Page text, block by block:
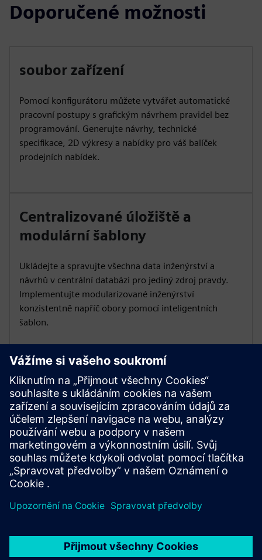
Doporučené možnosti
soubor zařízení
Pomocí konfigurátoru můžete vytvářet automatické
pracovní postupy s grafickým návrhem pravidel bez
programování. Generujte návrhy, technické
specifikace, 2D výkresy a nabídky pro váš balíček
prodejních nabídek.
Centralizované úložiště a
modulární šablony
Ukládejte a spravujte všechna data inženýrství a
návrhů v centrální databázi pro jediný zdroj pravdy.
Implementujte modularizované inženýrství
konzistentně napříč obory pomocí inteligentních
šablon.
Řízení životního cyklu závodu
Spravujte životní cyklus závodu napříč inženýrskými
obory. Mapujte změny závodu a umožněte plánování
testování a údržby založené na znalostech.